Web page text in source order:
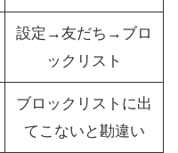
設定→友だち→ブロ
ックリスト
ブロックリストに出
てこないと勘違い